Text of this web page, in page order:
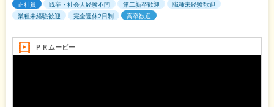
正社員 既卒・社会人経験不問 第二新卒歓迎
職種未経験歓迎
業種未経験歓迎
完全週休2日制 高卒歓迎
ＰＲムービー